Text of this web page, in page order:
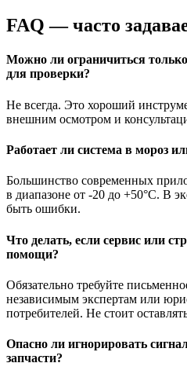
FAQ — часто
Можно ли ограничиться
для проверки?
Не всегда. Это хороший
внешним осмотром и
Работает ли система в мороз
Большинство современных
в диапазоне от -20 до +50°C. В
быть ошибки.
Что делать, если сервис или
помощи?
Обязательно требуйте
независимым экспертам или
потребителей. Не стоит
Опасно ли игнорировать
запчасти?